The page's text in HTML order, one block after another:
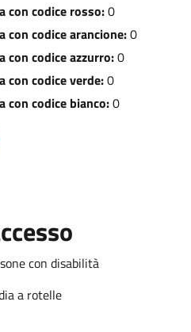
con codice rosso:0
con codice arancione:0
con codice azzurro:0
con codice verde:0
con codice bianco:0
con disabilità
a rotelle